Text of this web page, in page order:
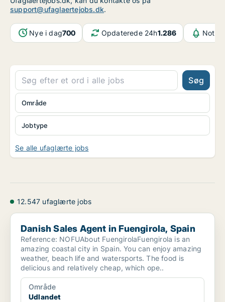
support@ufaglaertejobs.dk.
Nye i dag700 Opdaterede 24h1.286
Søg
Jobtype
Område
Se alle ufaglærte jobs
12.547 ufaglærte jobs
Danish Sales Agent in Fuengirola, Spain
Danish Sales Agent in Fuengirola, Spain
Reference: NOFUAbout FuengirolaFuengirola is an
amazing coastal city in Spain. You can enjoy amazing
weather, beach life and watersports. The food is
delicious and relatively cheap, which ope..
Område
Udlandet